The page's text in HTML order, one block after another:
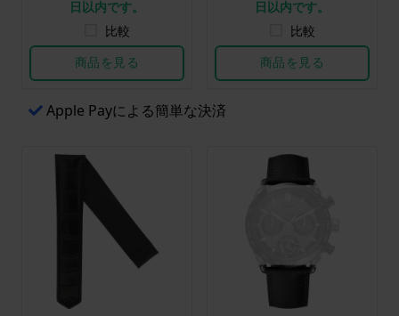
日以内です。
比較
商品を見る
日以内です。
比較
商品を見る
Apple Payによる簡単な決済